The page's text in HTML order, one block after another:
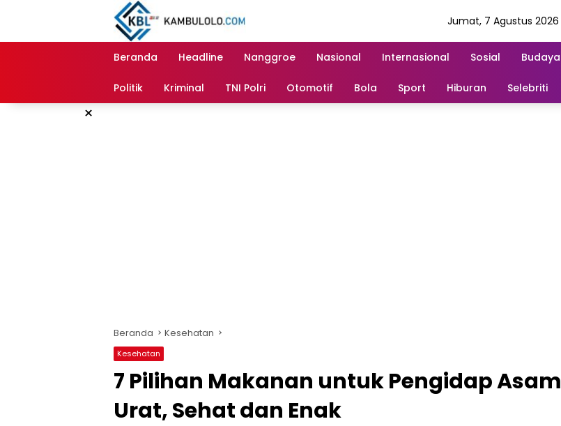
Jumat, 7 Agustus 2026
Beranda Headline Nanggroe Nasional Internasional Sosial Budaya
Politik Kriminal TNI Polri Otomotif Bola Sport Hiburan Selebriti
×
Beranda Kesehatan
Kesehatan
7 Pilihan Makanan untuk Pengidap Asam
Urat, Sehat dan Enak